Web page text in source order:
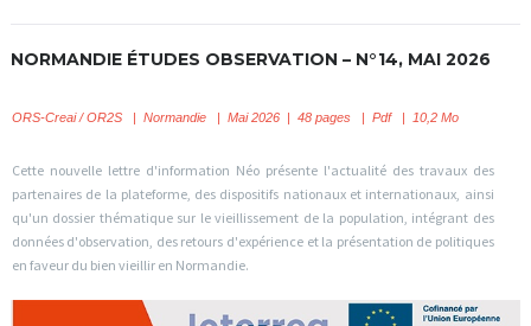
NORMANDIE ÉTUDES OBSERVATION – N°14, MAI 2026
ORS-Creai / OR2S | Normandie | Mai 2026 | 48 pages | Pdf | 10,2 Mo
Cette nouvelle lettre d'information Néo présente l'actualité des travaux des
partenaires de la plateforme, des dispositifs nationaux et internationaux, ainsi
qu'un dossier thématique sur le vieillissement de la population, intégrant des
données d'observation, des retours d'expérience et la présentation de politiques
en faveur du bien vieillir en Normandie.